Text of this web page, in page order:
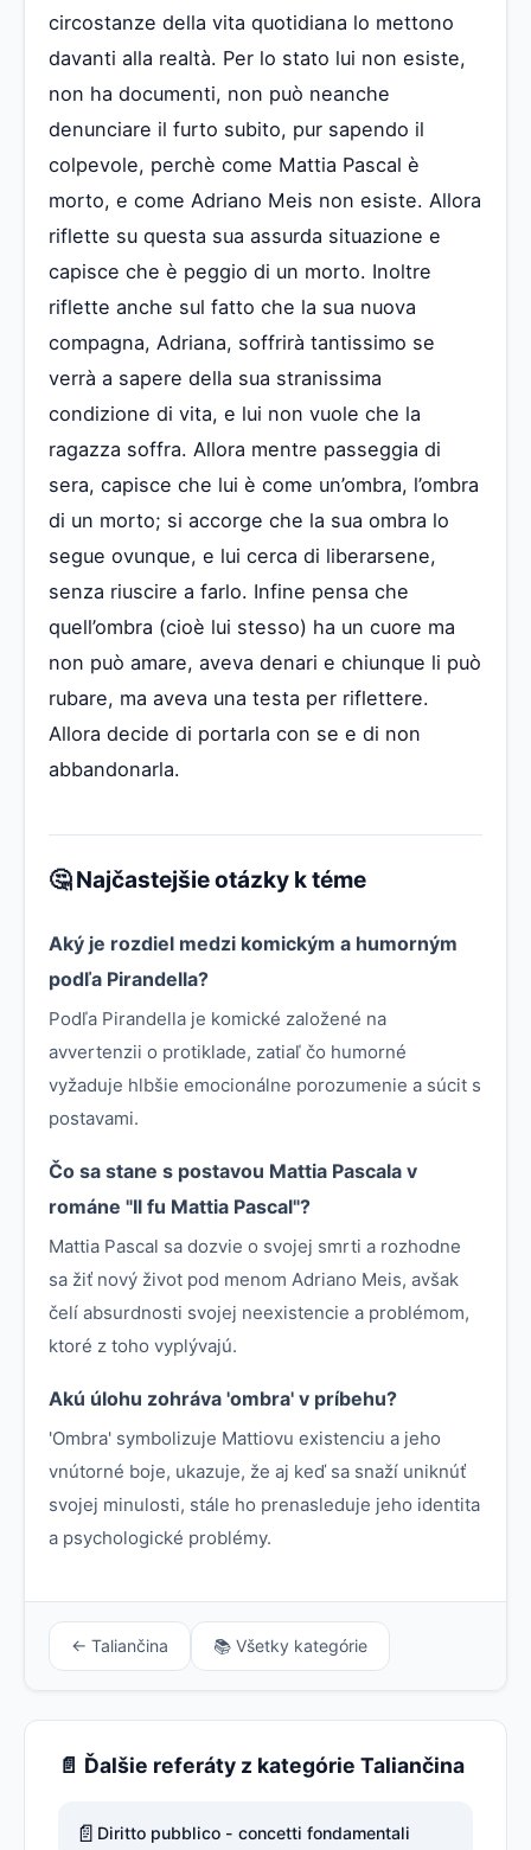
circostanze della vita quotidiana lo mettono
davanti alla realtà. Per lo stato lui non esiste,
non ha documenti, non può neanche
denunciare il furto subito, pur sapendo il
colpevole, perchè come Mattia Pascal è
morto, e come Adriano Meis non esiste. Allora
riflette su questa sua assurda situazione e
capisce che è peggio di un morto. Inoltre
riflette anche sul fatto che la sua nuova
compagna, Adriana, soffrirà tantissimo se
verrà a sapere della sua stranissima
condizione di vita, e lui non vuole che la
ragazza soffra. Allora mentre passeggia di
sera, capisce che lui è come un’ombra, l’ombra
di un morto; si accorge che la sua ombra lo
segue ovunque, e lui cerca di liberarsene,
senza riuscire a farlo. Infine pensa che
quell’ombra (cioè lui stesso) ha un cuore ma
non può amare, aveva denari e chiunque li può
rubare, ma aveva una testa per riflettere.
Allora decide di portarla con se e di non
abbandonarla.
🤔 Najčastejšie otázky k téme
Aký je rozdiel medzi komickým a humorným
podľa Pirandella?
Podľa Pirandella je komické založené na
avvertenzii o protiklade, zatiaľ čo humorné
vyžaduje hlbšie emocionálne porozumenie a súcit s
postavami.
Čo sa stane s postavou Mattia Pascala v
románe "Il fu Mattia Pascal"?
Mattia Pascal sa dozvie o svojej smrti a rozhodne
sa žiť nový život pod menom Adriano Meis, avšak
čelí absurdnosti svojej neexistencie a problémom,
ktoré z toho vyplývajú.
Akú úlohu zohráva 'ombra' v príbehu?
'Ombra' symbolizuje Mattiovu existenciu a jeho
vnútorné boje, ukazuje, že aj keď sa snaží uniknúť
svojej minulosti, stále ho prenasleduje jeho identita
a psychologické problémy.
← Taliančina 📚 Všetky kategórie
📄 Ďalšie referáty z kategórie Taliančina
📄 Diritto pubblico - concetti fondamentali